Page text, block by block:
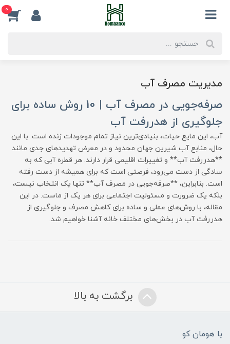
0
مدیریت مصرف آب
صرفه‌جویی در مصرف آب | 10 روش ساده برای
جلوگیری از هدررفت آب
آب، این مایع حیات، بنیادی‌ترین نیاز تمام موجودات زنده است. با این
حال، منابع آب شیرین جهان محدود و در معرض تهدیدهای جدی مانند
**هدررفت آب** و تغییرات اقلیمی قرار دارند. هر قطره آبی که به
سادگی از دست می‌رود، فرصتی است که برای همیشه از دست رفته
است. بنابراین، **صرفه‌جویی در مصرف آب** تنها یک انتخاب نیست،
بلکه یک ضرورت و مسئولیت اجتماعی برای هر یک از ماست. در این
مقاله، با روش‌های عملی و ساده برای کاهش مصرف و جلوگیری از
هدررفت آب در بخش‌های مختلف خانه آشنا خواهیم شد.
برگشت به بالا
با هومان کو